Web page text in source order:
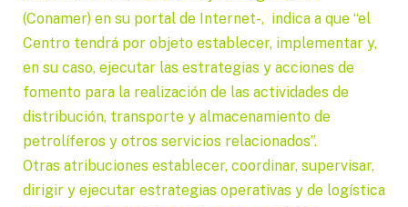
(Conamer) en su portal de Internet-, indica a que “el
Centro tendrá por objeto establecer, implementar y,
en su caso, ejecutar las estrategias y acciones de
fomento para la realización de las actividades de
distribución, transporte y almacenamiento de
petrolíferos y otros servicios relacionados”.
Otras atribuciones establecer, coordinar, supervisar,
dirigir y ejecutar estrategias operativas y de logística